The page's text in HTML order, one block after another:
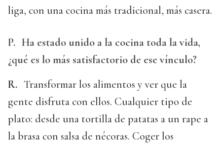
liga, con una cocina más tradicional, más casera.
P. Ha estado unido a la cocina toda la vida,
¿qué es lo más satisfactorio de ese vínculo?
R. Transformar los alimentos y ver que la
gente disfruta con ellos. Cualquier tipo de
plato: desde una tortilla de patatas a un rape a
la brasa con salsa de nécoras. Coger los